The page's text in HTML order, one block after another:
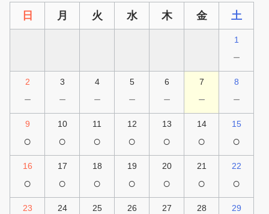
日
月 火 水 木 金 土
1
－
2
－
3
－
4
－
5
－
6
－
7
－
8
－
9
○
10
○
11
○
12
○
13
○
14
○
15
○
16
○
17
○
18
○
19
○
20
○
21
○
22
○
23 24 25 26 27 28 29